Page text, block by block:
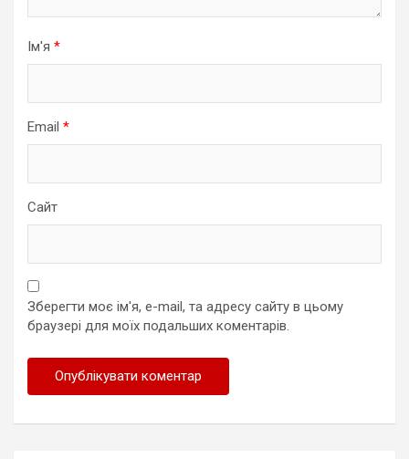
Ім'я *
Email *
Сайт
Зберегти моє ім'я, e-mail, та адресу сайту в цьому
браузері для моїх подальших коментарів.